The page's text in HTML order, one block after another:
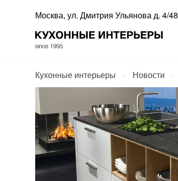
Москва, ул. Дмитрия Ульянова д. 4/48
Кухонные интерьеры
Новости